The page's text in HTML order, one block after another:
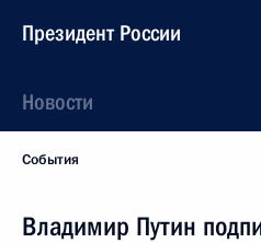
Президент России
Новости
События
Владимир Путин